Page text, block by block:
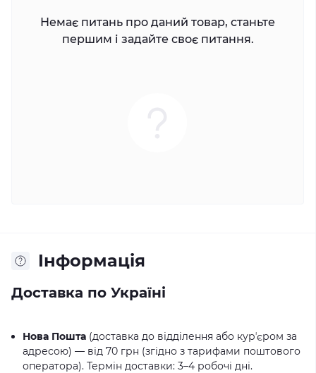
Немає питань про даний товар, станьте
першим і задайте своє питання.
Iнформація
Доставка по Україні
Нова Пошта (доставка до відділення або курʼєром за
адресою) — від 70 грн (згідно з тарифами поштового
оператора). Термін доставки: 3–4 робочі дні.